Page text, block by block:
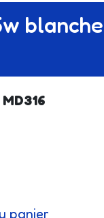
blanche
panier